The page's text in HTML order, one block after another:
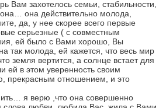
Вам захотелось семьи, стабильности,
она действительно молода,
да, у нее скорее всего первые
серьезные ( с совместным
ей было с Вами хорошо, Вы
так молода, ей кажется, что весь мир
земля вертится, а солнце встает для
ей в этом уверенность своим
прекрасным отношением, и это
я верю ,что она совершенно